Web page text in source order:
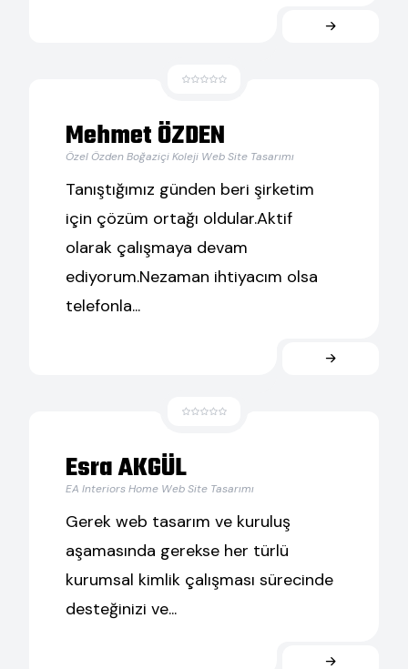
Mehmet ÖZDEN
Özel Özden Boğaziçi Koleji Web Site Tasarımı
Tanıştığımız günden beri şirketim
için çözüm ortağı oldular.Aktif
olarak çalışmaya devam
ediyorum.Nezaman ihtiyacım olsa
telefonla...
Esra AKGÜL
EA Interiors Home Web Site Tasarımı
Gerek web tasarım ve kuruluş
aşamasında gerekse her türlü
kurumsal kimlik çalışması sürecinde
desteğinizi ve...